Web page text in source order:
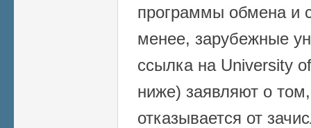
программы обмена и
менее, зарубежные
ссылка на University
ниже) заявляют о
отказывается от